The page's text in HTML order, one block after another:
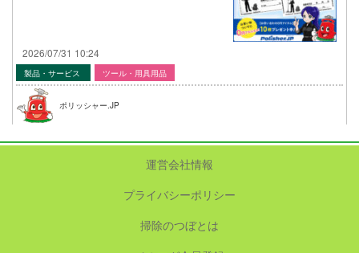
2026/07/31 10:24
製品・サービス ツール・用具用品
ポリッシャー.JP
運営会社情報
プライバシーポリシー
掃除のつぼとは